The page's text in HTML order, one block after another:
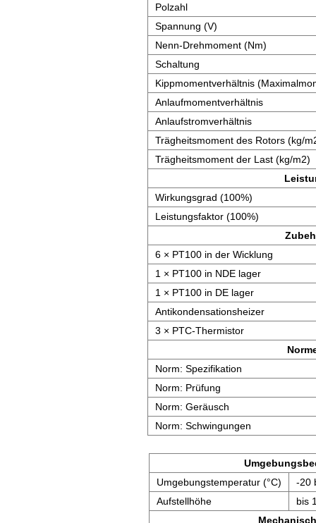
Polzahl
Spannung (V)
Nenn-Drehmoment (Nm)
Schaltung
Kippmomentverhältnis
Anlaufmomentverhältnis
Anlaufstromverhältnis
Trägheitsmoment des Rotors (kg/
Trägheitsmoment der Last (kg/m2)
Wirkungsgrad (100%)
Leistungsfaktor (100%)
6 × PT100 in der Wicklung
1 × PT100 in NDE lager
1 × PT100 in DE lager
Antikondensationsheizer
3 × PTC-Thermistor
Norm: Spezifikation
Norm: Prüfung
Norm: Geräusch
Norm: Schwingungen
Umgebungstemperatur (°C)
-20
Aufstellhöhe
bis